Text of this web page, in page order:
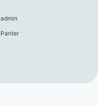
admin
Panter